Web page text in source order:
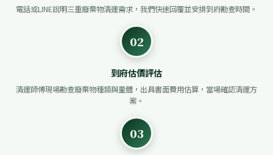
電話或LINE說明三重廢棄物清運需求，我們快速回覆並安排到府勘查時間。
02
到府估價評估
清運師傅現場勘查廢棄物種類與量體，出具書面費用估算，當場確認清運方
案。
03